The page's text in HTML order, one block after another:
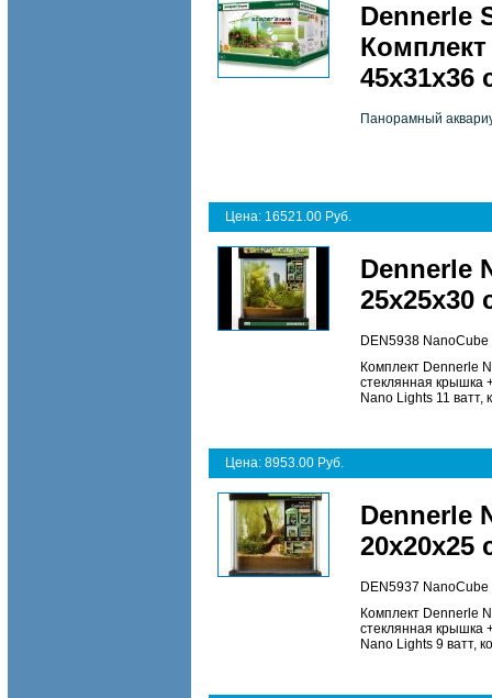
Dennerle
45х31х36
Панорамный
Цена: 16521.00 Руб.
Dennerle
25х25х30
DEN5938
Комплект Dennerle
стеклянная крышка
Nano Lights 11 ватт,
Цена: 8953.00 Руб.
Dennerle
20х20х25
DEN5937
Комплект Dennerle
стеклянная крышка
Nano Lights 9 ватт,